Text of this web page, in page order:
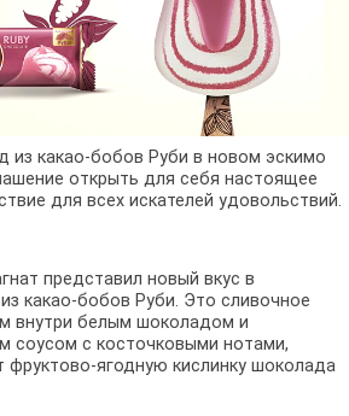
из какао-бобов Руби в новом эскимо
открыть для себя настоящее
для всех искателей удовольствий.
представил новый вкус в
какао-бобов Руби. Это сливочное
внутри белым шоколадом и
соусом с косточковыми нотами,
фруктово-ягодную кислинку шоколада